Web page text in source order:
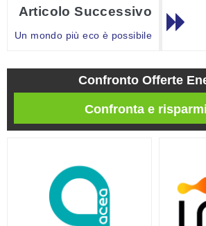
Articolo Successivo
Un mondo più eco è possibile
Confronto Offerte
Confronta e